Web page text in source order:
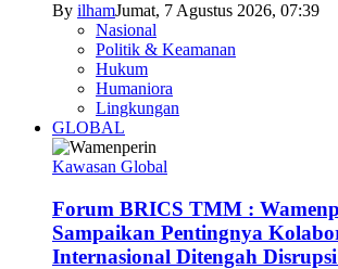
By ilhamJumat, 7 Agustus 2026, 07:39
Nasional
Politik & Keamanan
Hukum
Humaniora
Lingkungan
GLOBAL
Kawasan Global
Forum BRICS TMM :
Sampaikan Pentingnya
Internasional Ditengah